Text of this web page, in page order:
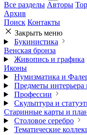
Все разделы Авторы
Архив
Поиск Контакты
Закрыть меню
Букинистика
Венская бронза
Живопись и графика
Иконы
Нумизматика и
Предметы интерьера
Профессии
Скульптура и
Старинные карты и
Столовое серебро
Тематические